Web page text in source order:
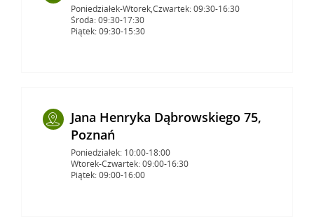
Poniedziałek-Wtorek,Czwartek: 09:30-16:30
Środa: 09:30-17:30
Piątek: 09:30-15:30
Jana Henryka Dąbrowskiego 75,
Poznań
Poniedziałek: 10:00-18:00
Wtorek-Czwartek: 09:00-16:30
Piątek: 09:00-16:00